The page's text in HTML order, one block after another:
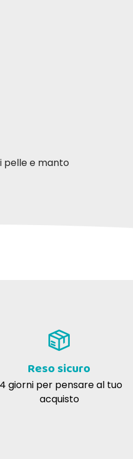
pelle e manto
Reso sicuro
giorni per pensare al tuo
acquisto